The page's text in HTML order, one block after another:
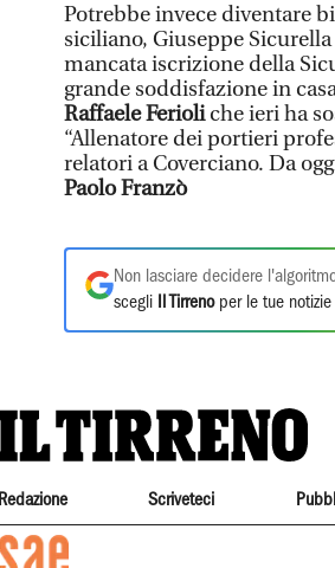
Potrebbe invece diventare
siciliano, Giuseppe
mancata iscrizione della
grande soddisfazione in
Raffaele Ferioliche ieri ha
“Allenatore dei portieri
relatori a Coverciano. Da
Paolo Franzò
Non lasciare decidere
scegli
Il Tirrenoper le tue notizie
Redazione Scriveteci